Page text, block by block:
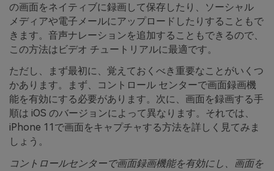
の画面をネイティブに録画して保存したり、ソーシャル
メディアや電子メールにアップロードしたりすることもで
きます。音声ナレーションを追加することもできるので、
この方法はビデオ チュートリアルに最適です。
ただし、まず最初に、覚えておくべき重要なことがいくつ
かあります。まず、コントロール センターで画面録画機
能を有効にする必要があります。次に、画面を録画する手
順は iOS のバージョンによって異なります。それでは、
iPhone 11で画面をキャプチャする方法を詳しく見てみま
しょう。
コントロールセンターで画面録画機能を有効にし、画面を